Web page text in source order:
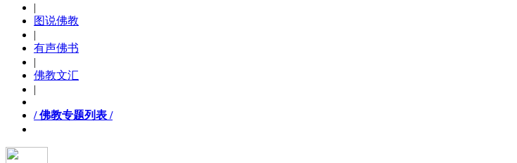
|
图说佛教
|
有声佛书
|
佛教文汇
|
/ 佛教专题列表 /